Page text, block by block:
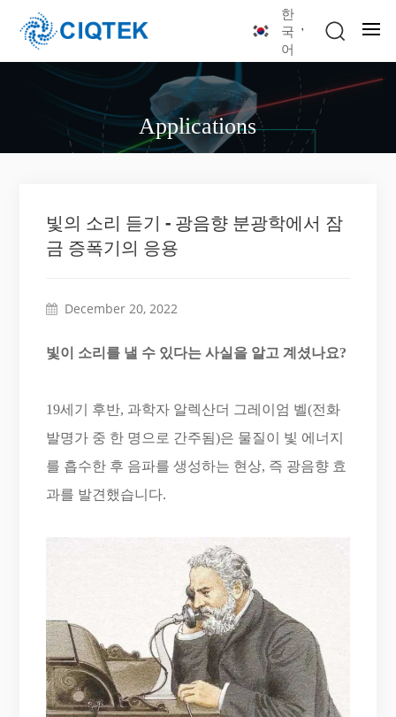
한
국
어
Applications
빛의 소리 듣기 - 광음향 분광학에서 잠
금 증폭기의 응용
December 20, 2022
빛이 소리를 낼 수 있다는 사실을 알고 계셨나요?
19세기 후반, 과학자 알렉산더 그레이엄 벨(전화
발명가 중 한 명으로 간주됨)은 물질이 빛 에너지
를 흡수한 후 음파를 생성하는 현상, 즉 광음향 효
과를 발견했습니다.